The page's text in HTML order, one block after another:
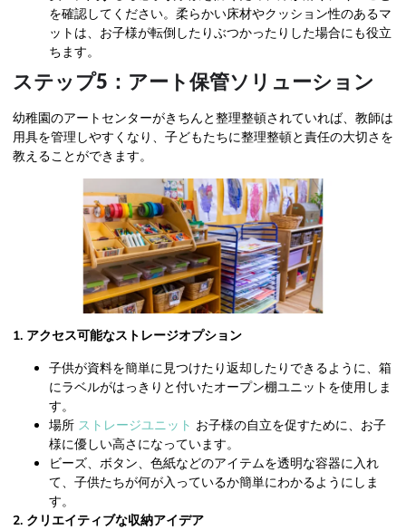
を確認してください。柔らかい床材やクッション性のあるマ
ットは、お子様が転倒したりぶつかったりした場合にも役立
ちます。
ステップ5：アート保管ソリューション
幼稚園のアートセンターがきちんと整理整頓されていれば、教師は
用具を管理しやすくなり、子どもたちに整理整頓と責任の大切さを
教えることができます。
1. アクセス可能なストレージオプション
子供が資料を簡単に見つけたり返却したりできるように、箱
にラベルがはっきりと付いたオープン棚ユニットを使用しま
す。
場所 ストレージユニット お子様の自立を促すために、お子
様に優しい高さになっています。
ビーズ、ボタン、色紙などのアイテムを透明な容器に入れ
て、子供たちが何が入っているか簡単にわかるようにしま
す。
2. クリエイティブな収納アイデア